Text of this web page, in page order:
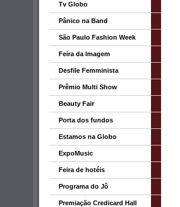
Tv Globo
Pânico na Band
São Paulo Fashion Week
Feira da Imagem
Desfile Femminista
Prêmio Multi Show
Beauty Fair
Porta dos fundos
Estamos na Globo
ExpoMusic
Feira de hotéis
Programa do Jô
Premiação Credicard Hall